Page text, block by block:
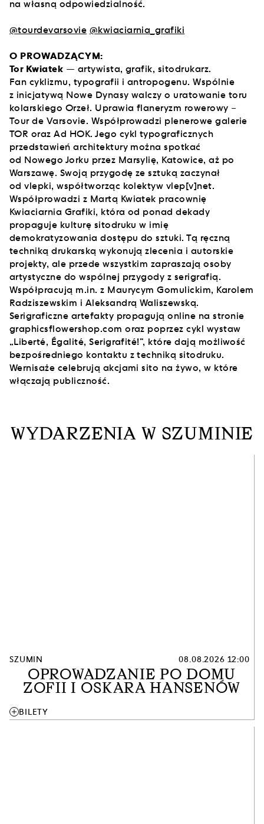
na własną odpowiedzialność.
@tourdevarsovie @kwiaciarnia_grafiki
O PROWADZĄCYM:
Tor Kwiatek — artywista, grafik, sitodrukarz.
Fan cyklizmu, typografii i antropogenu. Wspólnie
z inicjatywą Nowe Dynasy walczy o uratowanie toru
kolarskiego Orzeł. Uprawia flaneryzm rowerowy –
Tour de Varsovie. Współprowadzi plenerowe galerie
TOR oraz Ad HOK. Jego cykl typograficznych
przedstawień architektury można spotkać
od Nowego Jorku przez Marsylię, Katowice, aż po
Warszawę. Swoją przygodę ze sztuką zaczynał
od vlepki, współtworząc kolektyw vlep[v]net.
Współprowadzi z Martą Kwiatek pracownię
Kwiaciarnia Grafiki, która od ponad dekady
propaguje kulturę sitodruku w imię
demokratyzowania dostępu do sztuki. Tą ręczną
techniką drukarską wykonują zlecenia i autorskie
projekty, ale przede wszystkim zapraszają osoby
artystyczne do wspólnej przygody z serigrafią.
Współpracują m.in. z Maurycym Gomulickim, Karolem
Radziszewskim i Aleksandrą Waliszewską.
Serigraficzne artefakty propagują online na stronie
graphicsflowershop.com oraz poprzez cykl wystaw
„Liberté, Égalité, Serigrafité!”, które dają możliwość
bezpośredniego kontaktu z techniką sitodruku.
Wernisaże celebrują akcjami sito na żywo, w które
włączają publiczność.
WYDARZENIA W SZUMINIE
SZUMIN 08.08.2026 12:00
OPROWADZANIE PO DOMU
ZOFII I OSKARA HANSENÓW
addBILETY